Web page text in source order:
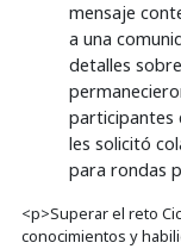
mensaje
a una
detalles
participantes
les solicitó
para rondas
<p>Superar el reto
conocimientos y